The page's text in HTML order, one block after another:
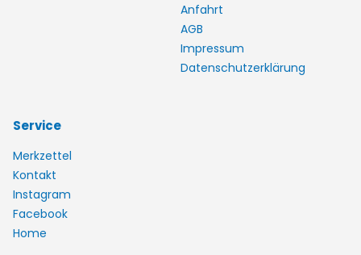
Anfahrt
AGB
Impressum
Datenschutzerklärung
Service
Merkzettel
Kontakt
Instagram
Facebook
Home